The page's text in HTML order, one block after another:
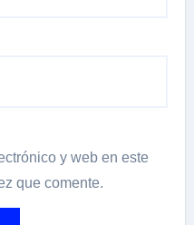
y web en este
que comente.